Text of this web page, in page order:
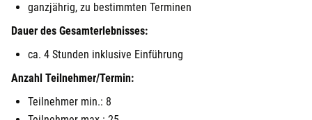
ganzjährig, zu bestimmten Terminen
Dauer des Gesamterlebnisses:
ca. 4 Stunden inklusive Einführung
Anzahl Teilnehmer/Termin:
Teilnehmer min.: 8